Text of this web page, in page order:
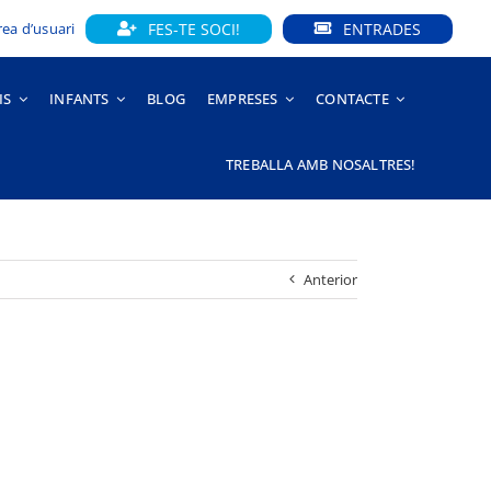
d’usuari FES-TE SOCI! ENTRADES
INFANTS BLOG EMPRESES CONTACTE
TREBALLA AMB NOSALTRES!
Anterior